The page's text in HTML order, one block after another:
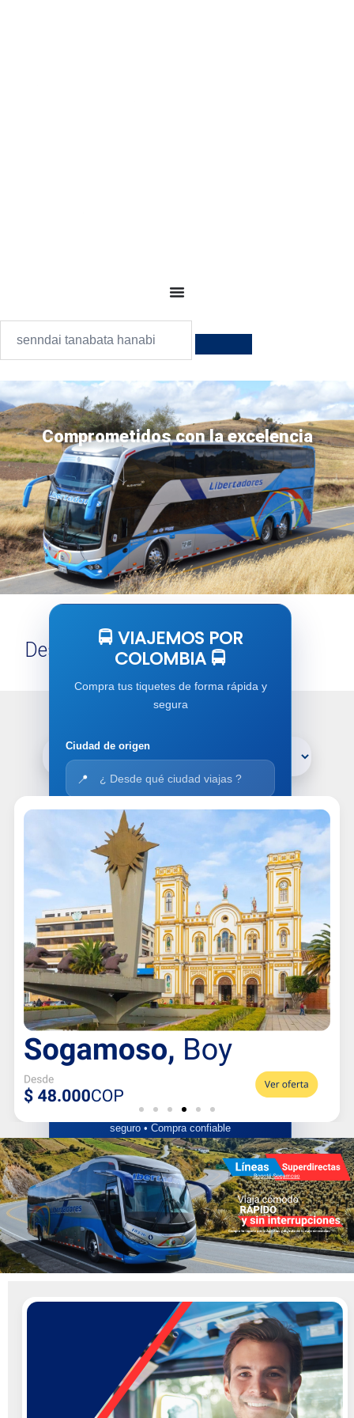
Comprometidos con la excelencia
🚍 VIAJEMOS POR
COLOMBIA 🚍
Compra tus tiquetes de forma rápida y
segura
Ciudad de origen
📍
Ciudad de destino
🧭
Fecha de salida
📅
Fecha de regreso (opcional)
📆
🚍 BUSCAR TIQUETES
Libertadores Coflonorte Ltda • Transporte
seguro • Compra confiable
Descubre tupróximo viaje
Ofertas